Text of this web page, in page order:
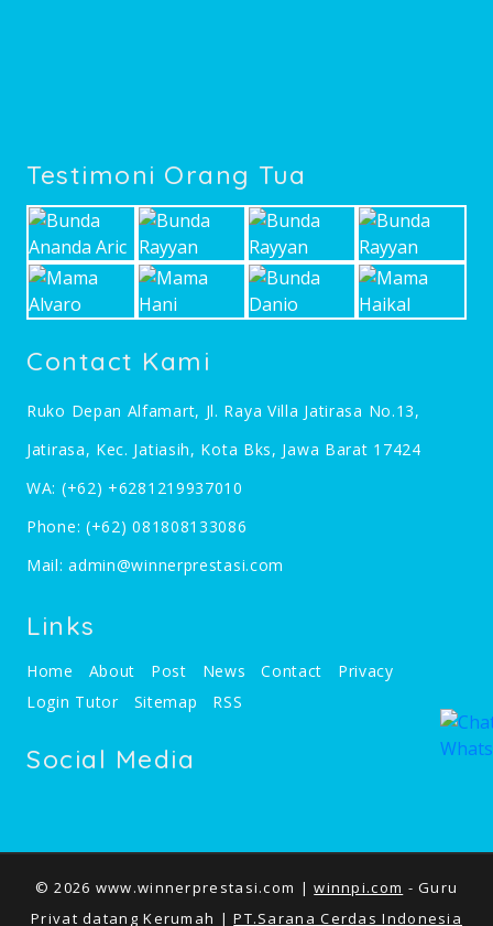
Testimoni Orang Tua
Contact Kami
Ruko Depan Alfamart, Jl. Raya Villa Jatirasa No.13,
Jatirasa, Kec. Jatiasih, Kota Bks, Jawa Barat 17424
WA: (+62) +6281219937010
Phone: (+62) 081808133086
Mail:admin@winnerprestasi.com
Links
Home About Post News Contact
Privacy
Login Tutor
Sitemap RSS
Social Media
© 2026 www.winnerprestasi.com |winnpi.com - Guru
Privat datang Kerumah |PT.Sarana Cerdas Indonesia